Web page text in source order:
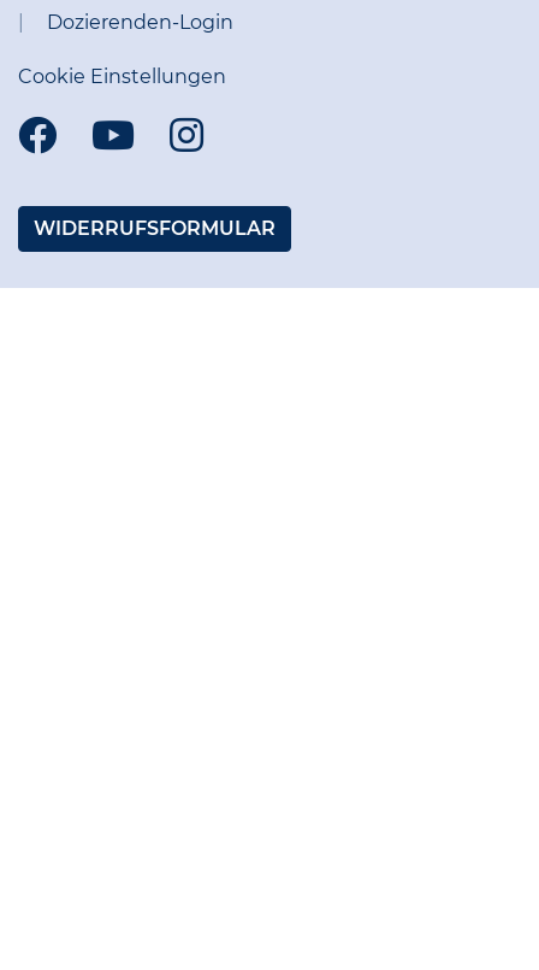
Dozierenden-Login
Cookie Einstellungen
WIDERRUFSFORMULAR